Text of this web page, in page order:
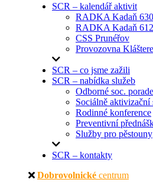
SCR – kalendář aktivit
RADKA Kadaň 630
RADKA Kadaň 612
CSS Prunéřov
Provozovna
SCR – co jsme zažili
SCR – nabídka služeb
Odborné soc.
Sociálně aktivizační
Rodinné konference
Preventivní
Služby pro pěstouny
SCR – kontakty
Dobrovolnické centrum